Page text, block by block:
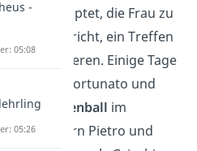
. Der behauptet, die Frau zu
und verspricht, ein Treffen
zu organisieren. Einige Tage
Fortunato und
Maskenball im
des Herrn Pietro und
-
05:08
05:26